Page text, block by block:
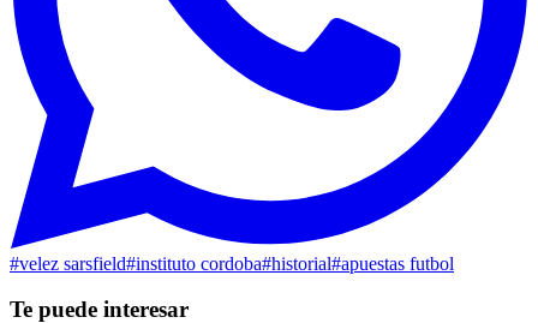
#velez sarsfield#instituto cordoba#historial#apuestas futbol
Te puede interesar